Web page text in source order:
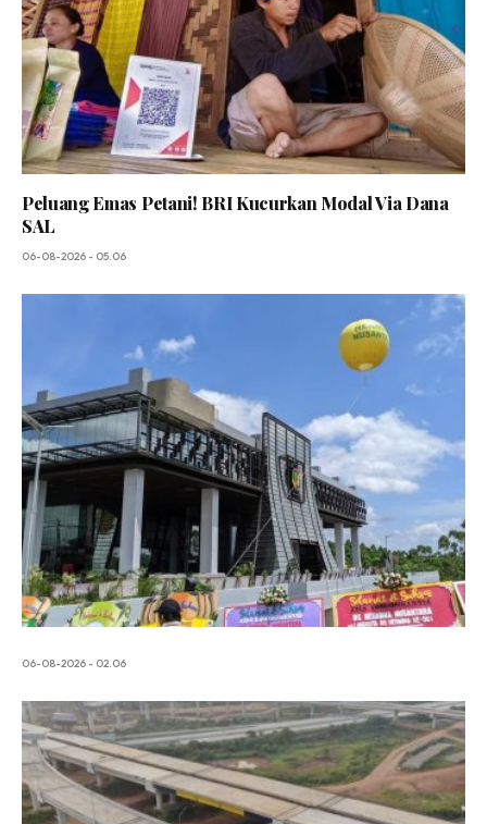
Peluang Emas Petani! BRI Kucurkan Modal Via Dana
SAL
06-08-2026 - 05.06
06-08-2026 - 02.06